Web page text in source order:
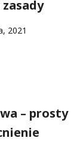
2021
– prosty